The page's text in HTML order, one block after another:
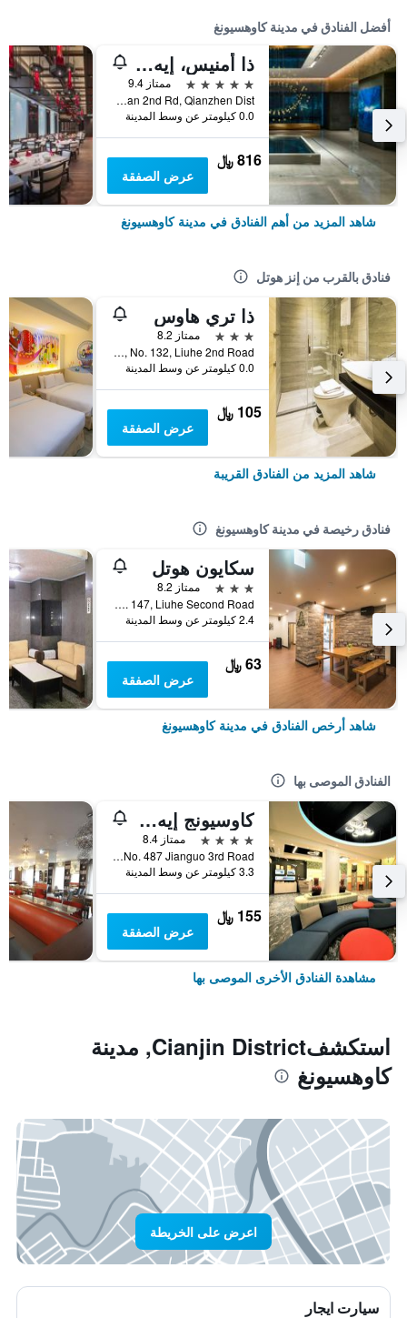
أفضل الفنادق في مدينة كاوهسيونغ
ذا أمنيس، إيه لاكشري كوليكشن هوتل، كاوهسيونج
5 نجوم
ممتاز 9.4
No.199, Zhongshan 2nd Rd, Qianzhen Dist., مدينة كاوهسيونغ, تايوان
0.0 كيلومتر عن وسط المدينة
816 ﷼
عرض الصفقة
شاهد المزيد من أهم الفنادق في مدينة كاوهسيونغ
فنادق بالقرب من إنز هوتل
ذا تري هاوس
3 نجوم
ممتاز 8.2
3F, No. 132, Liuhe 2nd Road, مدينة كاوهسيونغ, تايوان
0.0 كيلومتر عن وسط المدينة
105 ﷼
عرض الصفقة
شاهد المزيد من الفنادق القريبة
فنادق رخيصة في مدينة كاوهسيونغ
سكايون هوتل
3 نجوم
ممتاز 8.2
No. 147, Liuhe Second Road, مدينة كاوهسيونغ, تايوان
2.4 كيلومتر عن وسط المدينة
63 ﷼
عرض الصفقة
شاهد أرخص الفنادق في مدينة كاوهسيونغ
الفنادق الموصى بها
كاوسيونج إيه هوتل
4 نجوم
ممتاز 8.4
No. 487 Jianguo 3rd Road, مدينة كاوهسيونغ, تايوان
3.3 كيلومتر عن وسط المدينة
155 ﷼
عرض الصفقة
مشاهدة الفنادق الأخرى الموصى بها
استكشفCianjin District, مدينة
كاوهسيونغ
اعرض على الخريطة
سيارت ايجار